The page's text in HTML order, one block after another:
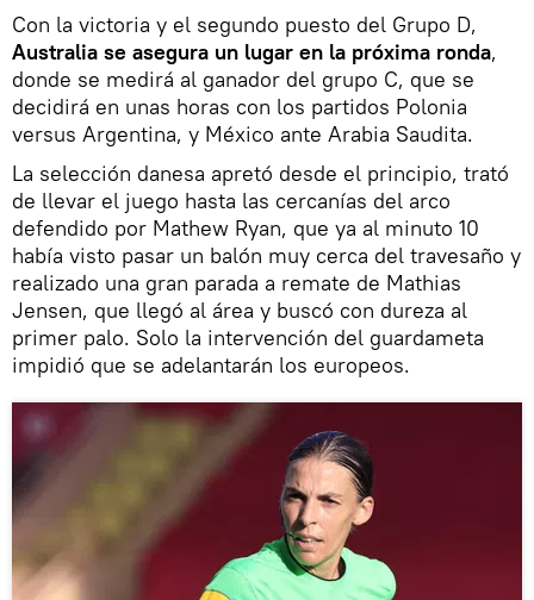
Con la victoria y el segundo puesto del Grupo D,
Australia se asegura un lugar en la próxima ronda,
donde se medirá al ganador del grupo C, que se
decidirá en unas horas con los partidos Polonia
versus Argentina, y México ante Arabia Saudita.
La selección danesa apretó desde el principio, trató
de llevar el juego hasta las cercanías del arco
defendido por Mathew Ryan, que ya al minuto 10
había visto pasar un balón muy cerca del travesaño y
realizado una gran parada a remate de Mathias
Jensen, que llegó al área y buscó con dureza al
primer palo. Solo la intervención del guardameta
impidió que se adelantarán los europeos.